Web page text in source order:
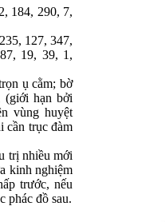
184, 290, 7,
127, 347,
19, 39, 1,
ụ cằm; bờ
(giới hạn bởi
vùng huyệt
cần trục đàm
trị nhiều mới
kinh nghiệm
trước, nếu
phác đồ sau.